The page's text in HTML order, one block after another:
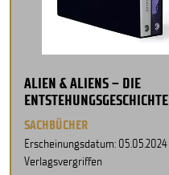
ALIEN & ALIENS – DIE
ENTSTEHUNGSGESCHICHTE
SACHBÜCHER
Erscheinungsdatum: 05.05.2024
Verlagsvergriffen